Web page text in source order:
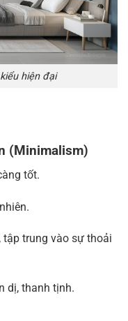
hiện đại
(Minimalism)
tốt.
tập trung vào sự thoải
dị, thanh tịnh.